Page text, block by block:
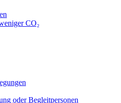
CO₂
oder Begleitpersonen